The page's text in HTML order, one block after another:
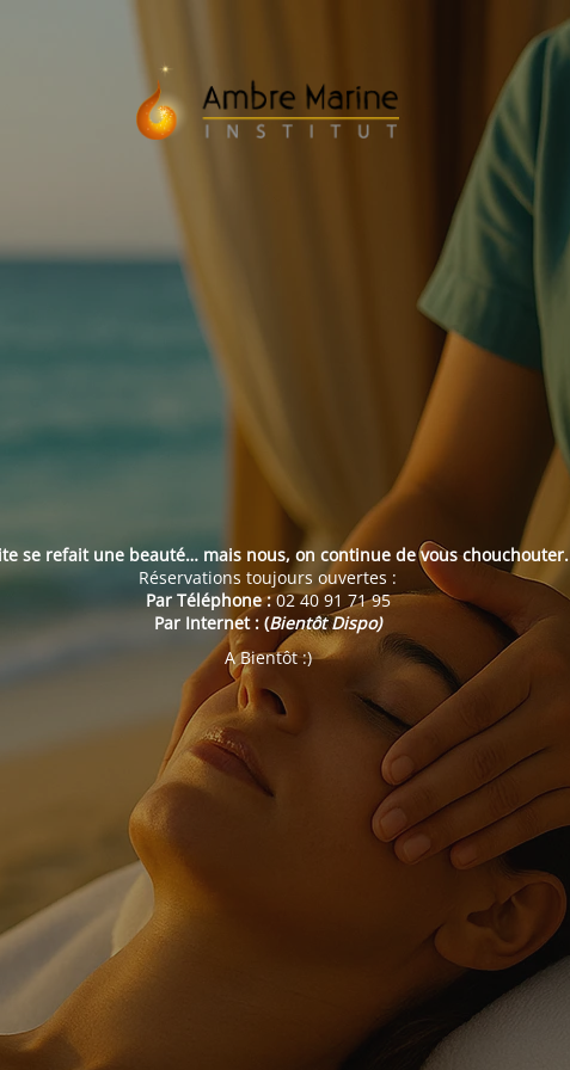
se refait une beauté… mais nous, on continue de vous chouchouter.
Réservations toujours ouvertes :
Par Téléphone :02 40 91 71 95
Par Internet : (Bientôt Dispo)
A Bientôt :)